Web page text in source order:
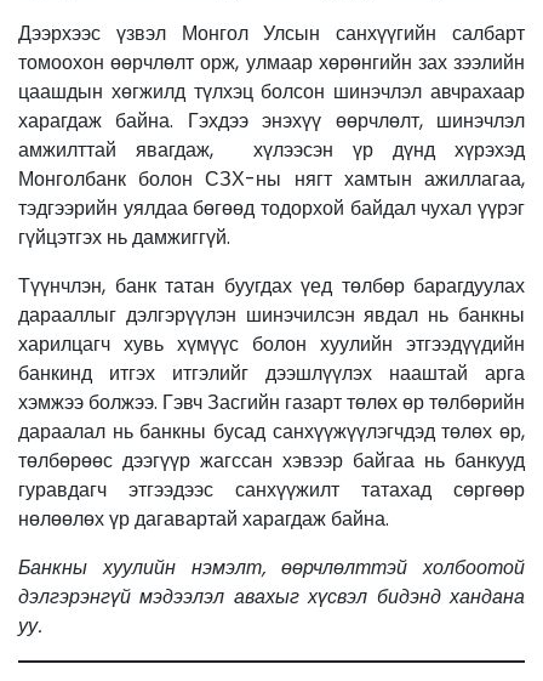
Дээрхээс үзвэл Монгол Улсын санхүүгийн салбарт
томоохон өөрчлөлт орж, улмаар хөрөнгийн зах зээлийн
цаашдын хөгжилд түлхэц болсон шинэчлэл авчрахаар
харагдаж байна. Гэхдээ энэхүү өөрчлөлт, шинэчлэл
амжилттай явагдаж, хүлээсэн үр дүнд хүрэхэд
Монголбанк болон СЗХ-ны нягт хамтын ажиллагаа,
тэдгээрийн уялдаа бөгөөд тодорхой байдал чухал үүрэг
гүйцэтгэх нь дамжиггүй.
Түүнчлэн, банк татан буугдах үед төлбөр барагдуулах
дарааллыг дэлгэрүүлэн шинэчилсэн явдал нь банкны
харилцагч хувь хүмүүс болон хуулийн этгээдүүдийн
банкинд итгэх итгэлийг дээшлүүлэх нааштай арга
хэмжээ болжээ. Гэвч Засгийн газарт төлөх өр төлбөрийн
дараалал нь банкны бусад санхүүжүүлэгчдэд төлөх өр,
төлбөрөөс дээгүүр жагссан хэвээр байгаа нь банкууд
гуравдагч этгээдээс санхүүжилт татахад сөргөөр
нөлөөлөх үр дагавартай харагдаж байна.
Банкны хуулийн нэмэлт, өөрчлөлттэй холбоотой
дэлгэрэнгүй мэдээлэл авахыг хүсвэл бидэнд хандана
уу.